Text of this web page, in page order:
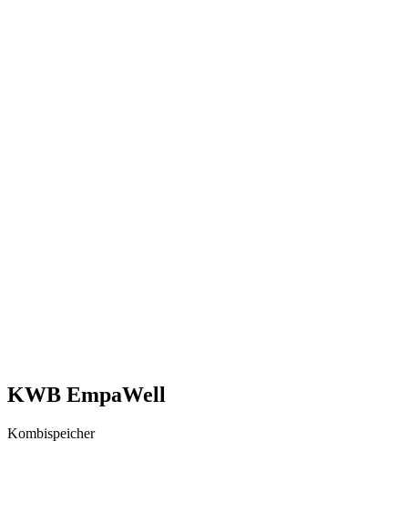
KWB EmpaWell
Kombispeicher